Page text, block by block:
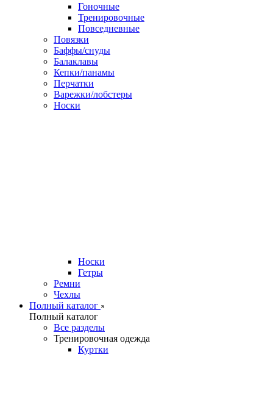
Гоночные
Тренировочные
Повседневные
Повязки
Баффы/снуды
Балаклавы
Кепки/панамы
Перчатки
Варежки/лобстеры
Носки
Носки
Гетры
Ремни
Чехлы
Полный каталог
Полный каталог
Все разделы
Тренировочная одежда
Куртки